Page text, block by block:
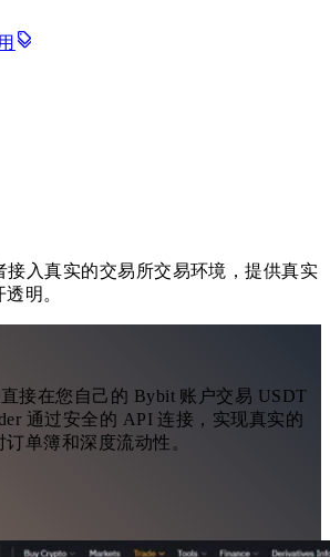
接入真实的交易所交易环境，提供真实
明。
接在您自己的 Bybit 账户交易 USDT
通过安全的 API 连接，实现真实的
单簿和深度流动性。